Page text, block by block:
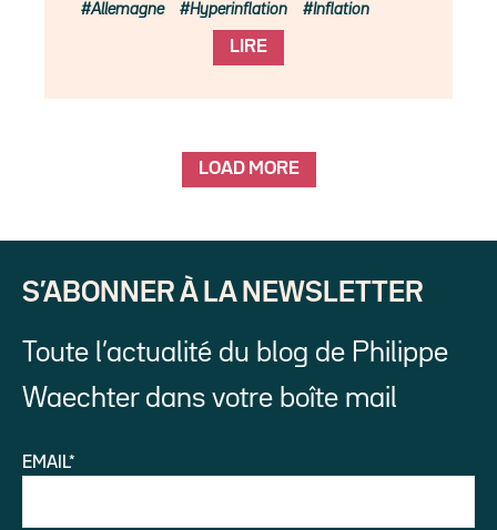
LIRE
Allemagne Hyperinflation Inflation
LOAD MORE
S’ABONNER À LA NEWSLETTER
Toute l’actualité du blog de Philippe
Waechter dans votre boîte mail
EMAIL*